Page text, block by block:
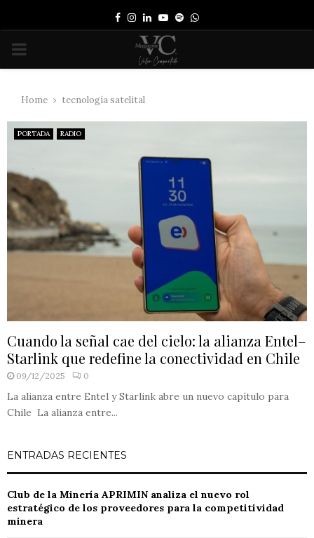
Facebook
Instagram
LinkedinYoutube
SpotifyWhatsapp
PRIMARY
Home tecnología satelital
PORTADA RADIO
Cuando la señal cae del cielo: la alianza Entel–
Starlink que redefine la conectividad en Chile
09/12/2025 0
La alianza entre Entel y Starlink abre un nuevo capítulo para
Chile La alianza entre...
ENTRADAS RECIENTES
Club de la Minería APRIMIN analiza el nuevo rol
estratégico de los proveedores para la competitividad
minera